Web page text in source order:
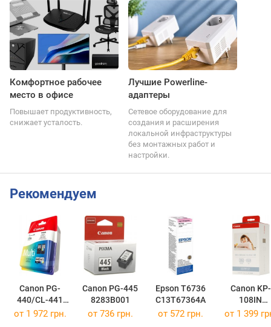
Комфортное рабочее
место в офисе
Повышает продуктивность,
снижает усталость.
Лучшие Powerline-
адаптеры
Сетевое оборудование для
создания и расширения
локальной инфраструктуры
без монтажных работ и
настройки.
Рекомендуем
Canon PG-
440/CL-441
MULTI
Canon PG-445
8283B001
Epson T6736
C13T67364A
Canon KP-
108IN
3115B001
от 1 972 грн. от 736 грн. от 572 грн. от 1 399